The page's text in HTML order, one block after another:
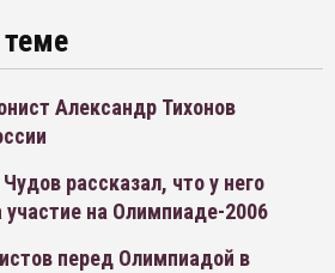
Александр Тихонов
рассказал, что у него
участие на Олимпиаде-2006
перед Олимпиадой в